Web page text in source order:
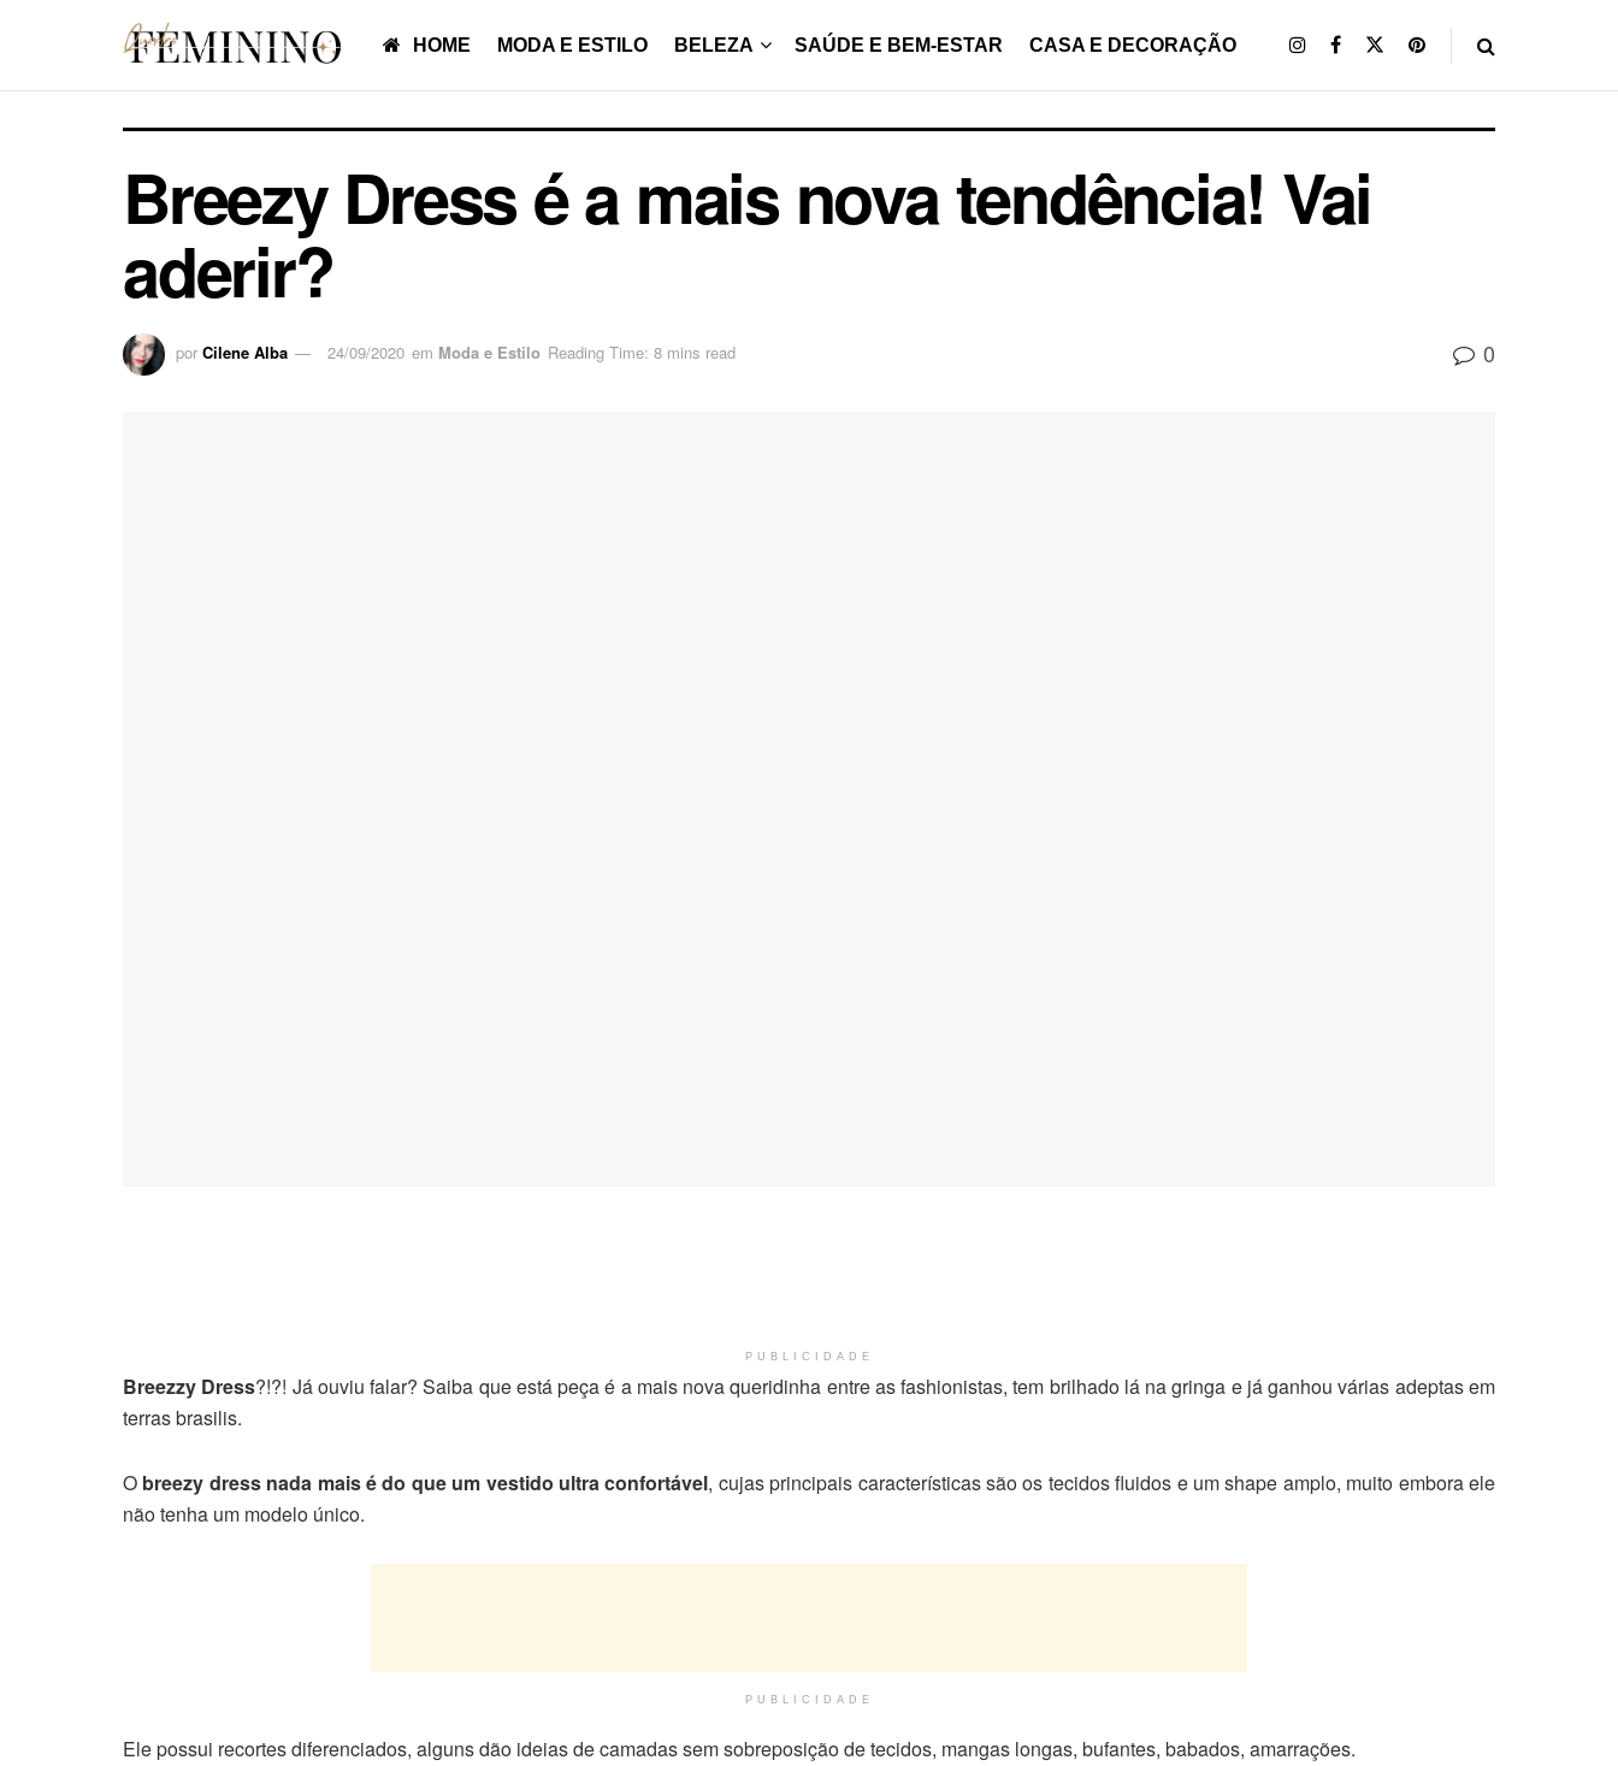
HOME MODA E ESTILO BELEZA SAÚDE E BEM-ESTAR CASA E DECORAÇÃO
Breezy Dress é a mais nova tendência! Vai
aderir?
por Cilene Alba 24/09/2020 em Moda e Estilo Reading Time: 8 mins read 0
PUBLICIDADE
Breezzy Dress?!?! Já ouviu falar? Saiba que está peça é a mais nova queridinha entre as fashionistas, tem brilhado lá na gringa e já ganhou várias adeptas em
terras brasilis.
O breezy dress nada mais é do que um vestido ultra confortável, cujas principais características são os tecidos fluidos e um shape amplo, muito embora ele
não tenha um modelo único.
PUBLICIDADE
Ele possui recortes diferenciados, alguns dão ideias de camadas sem sobreposição de tecidos, mangas longas, bufantes, babados, amarrações.